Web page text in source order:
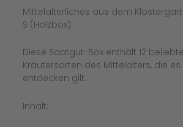
Mittelalterliches aus dem
S (Holzbox)
Diese Saatgut-Box enthält 12
Kräutersorten des Mittelalters, die
entdecken gilt.
Inhalt: